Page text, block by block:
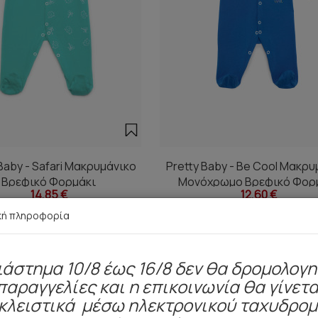
- Safari Μακρυμάνικο
Βρεφικό Φορμάκι
14,85 €
Pretty Baby - Be Cool
Μονόχρωμο Βρεφικό
Εξώρουχο
12,60 €
Είδατε πρόσφατα
πληροφορία
10/8 έως 16/8 δεν θα
και η επικοινωνία θα
μέσω ηλεκτρονικού